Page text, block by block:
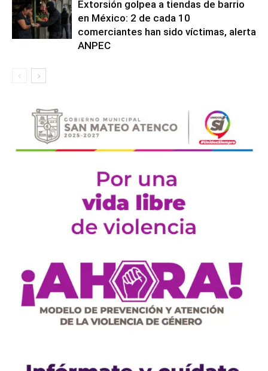
Extorsión golpea a tiendas de barrio
en México: 2 de cada 10
comerciantes han sido víctimas, alerta
ANPEC